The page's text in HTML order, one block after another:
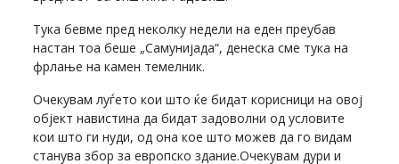
Тука бевме пред неколку недели на еден преубав
настан тоа беше „Самунијада“, денеска сме тука на
фрлање на камен темелник.
Очекувам луѓето кои што ќе бидат корисници на овој
објект навистина да бидат задоволни од условите
кои што ги нуди, од она кое што можев да го видам
станува збор за европско здание.Очекувам дури и